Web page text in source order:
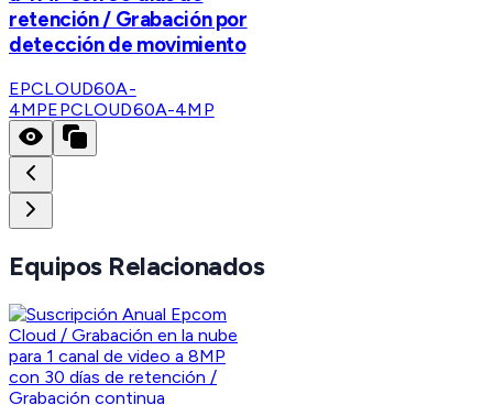
retención / Grabación por
detección de movimiento
EPCLOUD60A-
4MPEPCLOUD60A-4MP
Equipos Relacionados